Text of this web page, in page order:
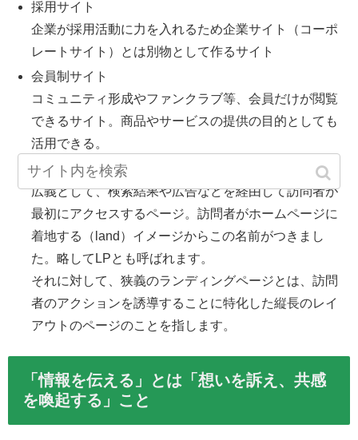
採用サイト
企業が採用活動に力を入れるため企業サイト（コーポ
レートサイト）とは別物として作るサイト
会員制サイト
コミュニティ形成やファンクラブ等、会員だけが閲覧
できるサイト。商品やサービスの提供の目的としても
活用できる。
ランディングページ
広義として、検索結果や広告などを経由して訪問者が
最初にアクセスするページ。訪問者がホームページに
着地する（land）イメージからこの名前がつきまし
た。略してLPとも呼ばれます。
それに対して、狭義のランディングページとは、訪問
者のアクションを誘導することに特化した縦長のレイ
アウトのページのことを指します。
「情報を伝える」とは「想いを訴え、共感
を喚起する」こと